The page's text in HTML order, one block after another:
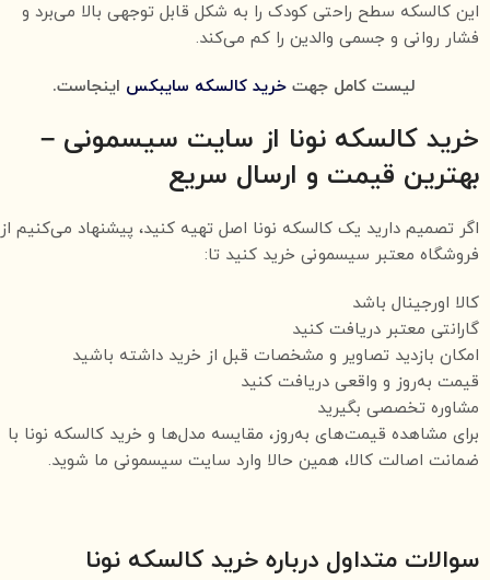
این کالسکه سطح راحتی کودک را به شکل قابل توجهی بالا می‌برد و
فشار روانی و جسمی والدین را کم می‌کند.
لیست کامل جهت خرید کالسکه سایبکس اینجاست.
خرید کالسکه نونا از سایت سیسمونی –
بهترین قیمت و ارسال سریع
اگر تصمیم دارید یک کالسکه نونا اصل تهیه کنید، پیشنهاد می‌کنیم از
فروشگاه معتبر سیسمونی خرید کنید تا:
کالا اورجینال باشد
گارانتی معتبر دریافت کنید
امکان بازدید تصاویر و مشخصات قبل از خرید داشته باشید
قیمت به‌روز و واقعی دریافت کنید
مشاوره تخصصی بگیرید
برای مشاهده قیمت‌های به‌روز، مقایسه مدل‌ها و خرید کالسکه نونا با
ضمانت اصالت کالا، همین حالا وارد سایت سیسمونی ما شوید.
سوالات متداول درباره خرید کالسکه نونا